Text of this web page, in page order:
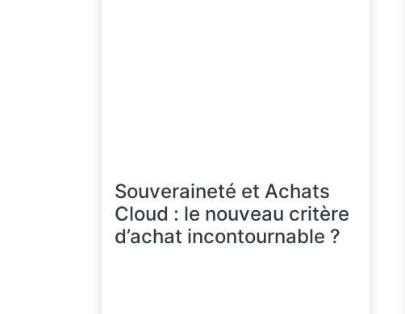
Souveraineté et Achats
Cloud : le nouveau critère
d’achat incontournable ?